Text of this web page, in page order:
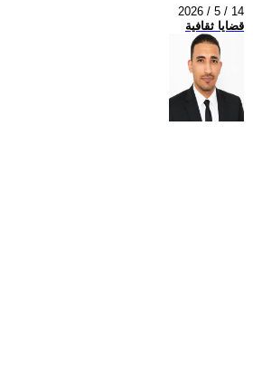
2026 / 5 / 14
قضايا ثقافية